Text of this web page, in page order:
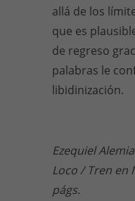
allá de los
que es
de regreso
palabras le
libidinización.
Ezequiel
Loco / Tren en
págs.